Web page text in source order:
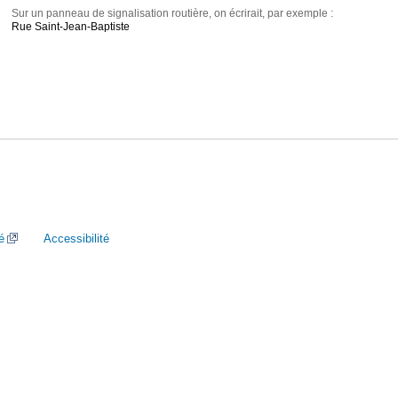
Sur un panneau de signalisation routière, on écrirait, par exemple :
Rue Saint-Jean-Baptiste
Accessibilité